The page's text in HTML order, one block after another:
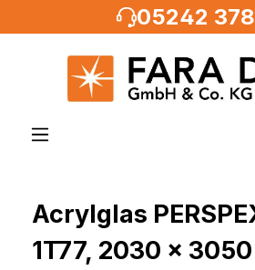
05242
Acrylglas
1T77, 2030 x